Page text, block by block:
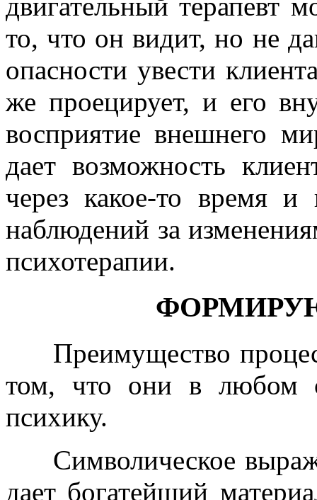
двигательный терапевт
то, что он видит, но не
опасности увести
же проецирует, и его
восприятие внешнего
дает возможность
через какое-то время
наблюдений за
психотерапии.
Преимущество
том, что они в любом
психику.
Символическое
дает богатейший